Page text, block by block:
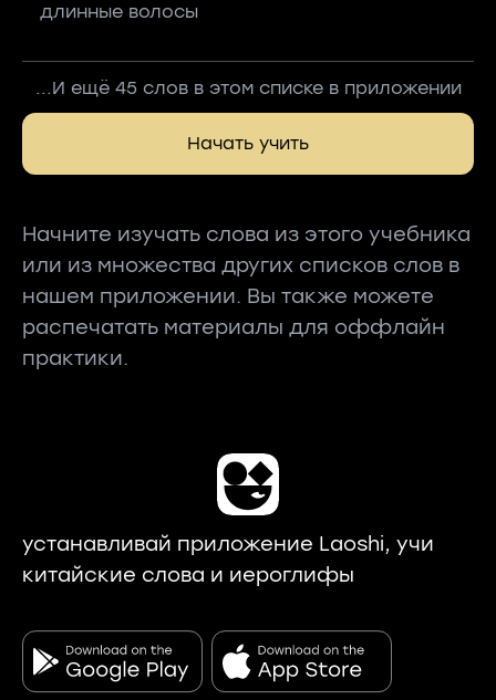
длинные волосы
...И ещё 45 слов в этом списке в приложении
Начать учить
Начните изучать слова из этого учебника
или из множества других списков слов в
нашем приложении. Вы также можете
распечатать материалы для оффлайн
практики.
устанавливай приложение Laoshi, учи
китайские слова и иероглифы